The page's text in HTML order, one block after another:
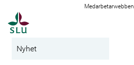
Medarbetarwebben
Nyhet